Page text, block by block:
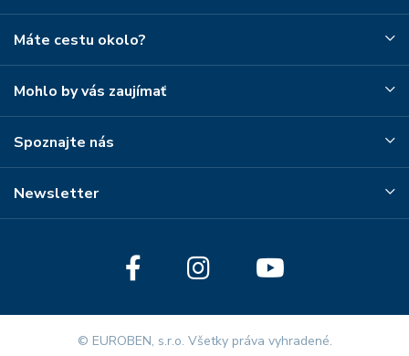
Máte cestu okolo?
Mohlo by vás zaujímať
Spoznajte nás
Newsletter
© EUROBEN, s.r.o. Všetky práva vyhradené.